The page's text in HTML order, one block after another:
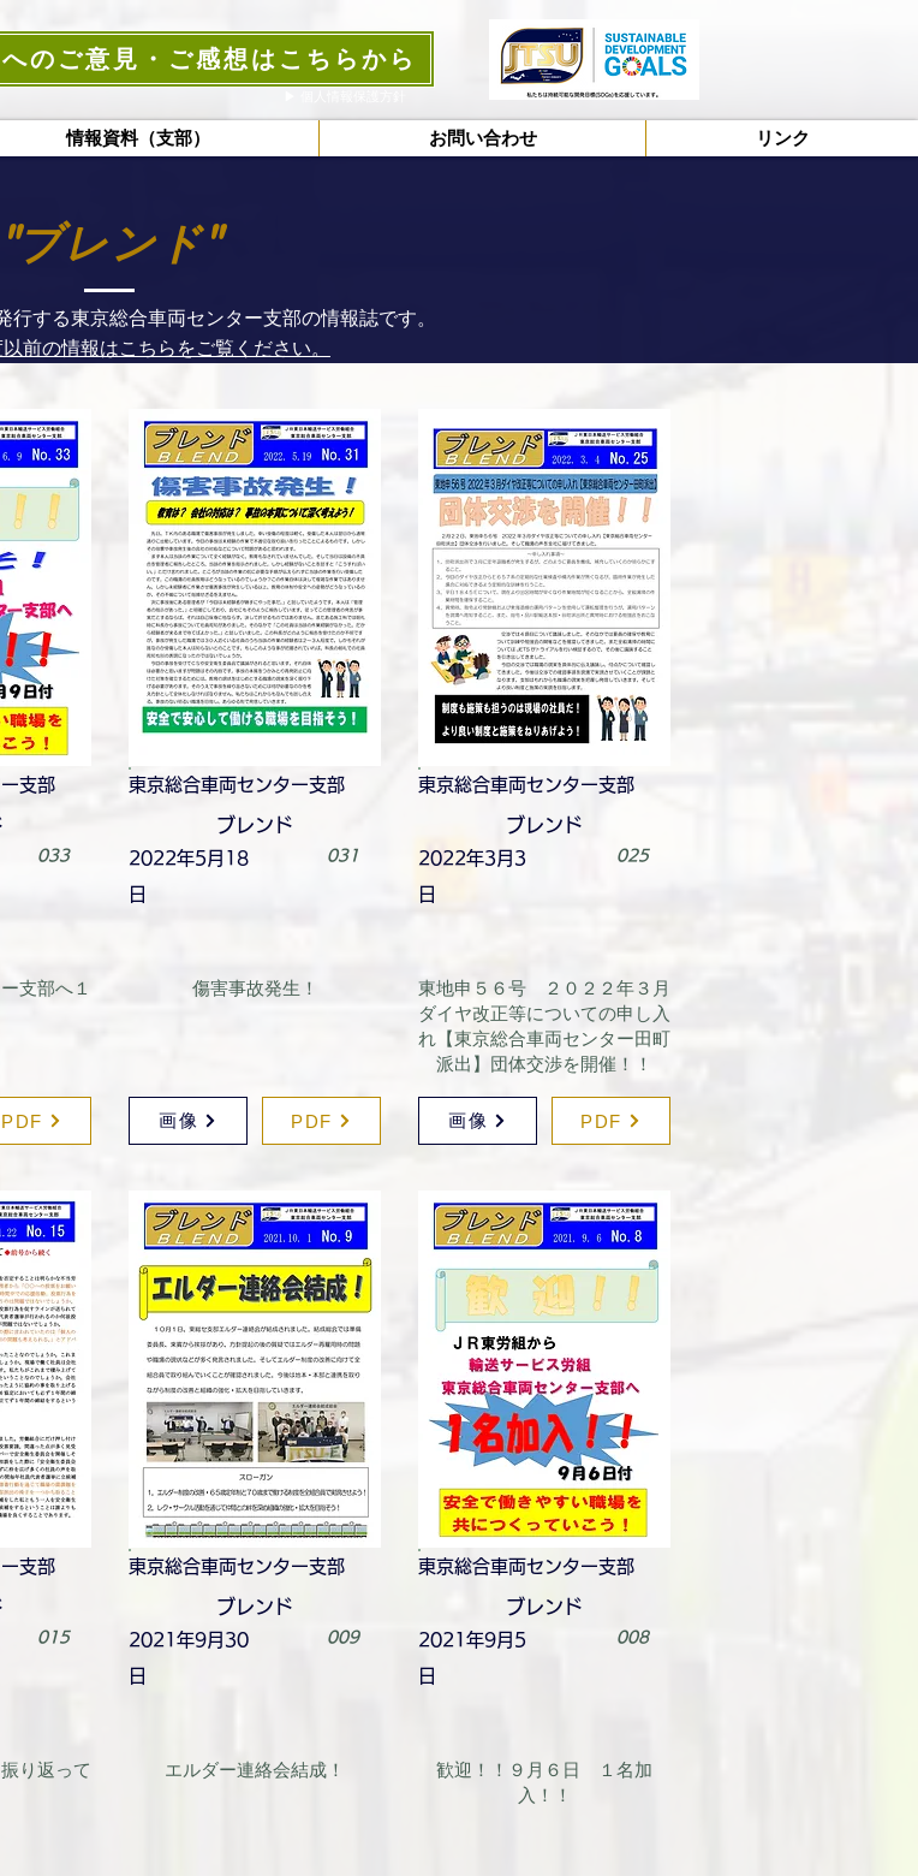
のご意見・ご感想はこちらから
情報資料（支部） お問い合わせ リンク
"ブレンド"
行する東京総合車両センター支部の情報誌です。
前の情報はこちらをご覧ください。
支部
033
支部へ１
PDF
支部
015
り返って
東京総合車両センター支部
031
ブレンド
2022年5月18
日
傷害事故発生！
画像 PDF
東京総合車両センター支部
009
ブレンド
2021年9月30
日
エルダー連絡会結成！
東京総合車両センター支部
025
ブレンド
2022年3月3
日
東地申５６号 ２０２２年３月
ダイヤ改正等についての申し入
れ【東京総合車両センター田町
派出】団体交渉を開催！！
画像 PDF
東京総合車両センター支部
008
ブレンド
2021年9月5
日
歓迎！！９月６日 １名加
入！！